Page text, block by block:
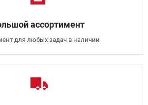
ассортимент
для любых задач в наличии